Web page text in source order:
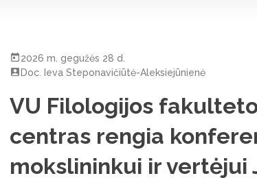
2026 m. gegužės 28 d.
Doc. Ieva Steponavičiūtė-Aleksiejūnienė
VU Filologijos
centras rengia
mokslininkui ir vertėjui